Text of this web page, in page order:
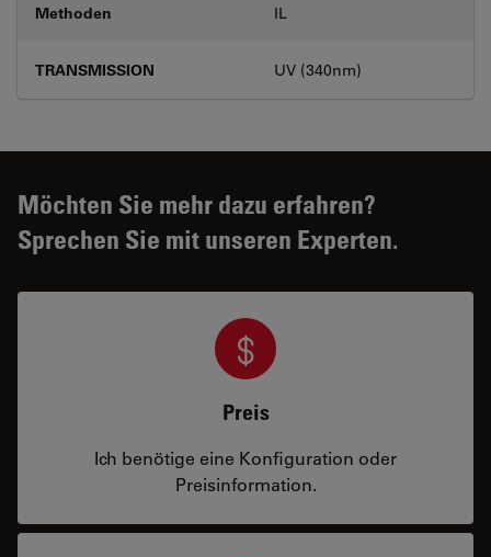
Methoden IL
TRANSMISSION UV (340nm)
Möchten Sie mehr dazu erfahren?
Sprechen Sie mit unseren Experten.
Preis
Ich benötige eine Konfiguration oder
Preisinformation.